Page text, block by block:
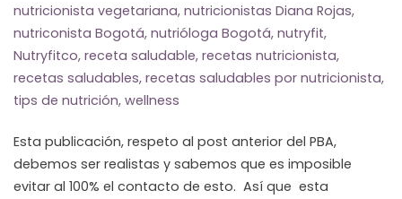
nutricionista vegetariana, nutricionistas Diana Rojas,
nutriconista Bogotá, nutrióloga Bogotá, nutryfit,
Nutryfitco, receta saludable, recetas nutricionista,
recetas saludables, recetas saludables por nutricionista,
tips de nutrición, wellness
Esta publicación, respeto al post anterior del PBA,
debemos ser realistas y sabemos que es imposible
evitar al 100% el contacto de esto. Así que esta